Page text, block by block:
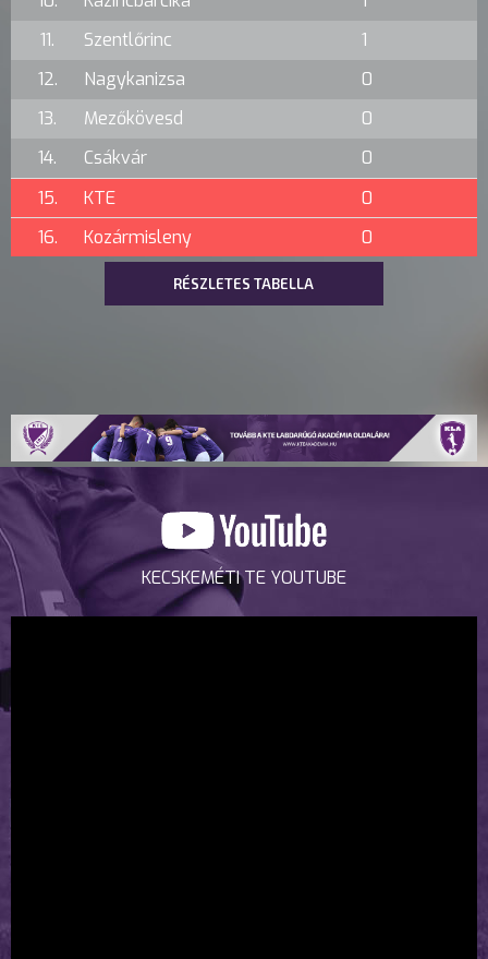
11.
Szentlőrinc
1
12.
Nagykanizsa
0
13.
Mezőkövesd
0
14.
Csákvár
0
15.
KTE
0
16.
Kozármisleny 0
RÉSZLETES TABELLA
KECSKEMÉTI TE YOUTUBE